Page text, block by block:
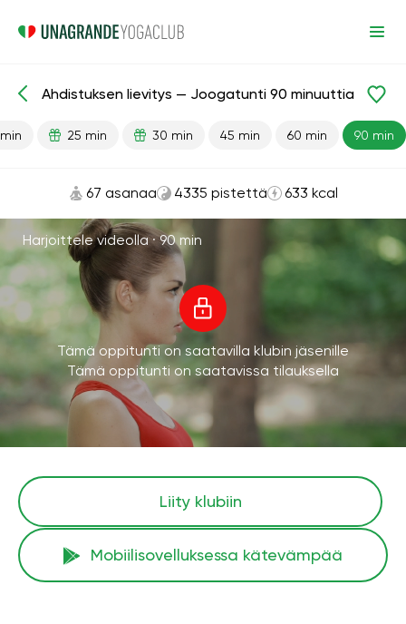
Valmiit oppitunnit Masennus Stressiä lievittävä
Ahdistuksen lievitys — Joogatunti 90 minuuttia
25 min 30 min 45 min 60 min 90 min
67 asanaa 4335 pistettä 633 kcal
Harjoittele videolla ·90 min
Tämä oppitunti on saatavilla klubin jäsenille
Tämä oppitunti on saatavissa tilauksella
Liity klubiin
Mobiilisovelluksessa kätevämpää